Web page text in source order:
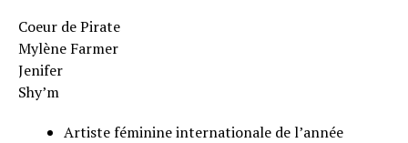
Coeur de Pirate
Mylène Farmer
Jenifer
Shy’m
Artiste féminine internationale de l’année